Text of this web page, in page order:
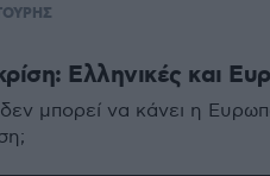
Ελληνικές και
δεν μπορεί να κάνει η